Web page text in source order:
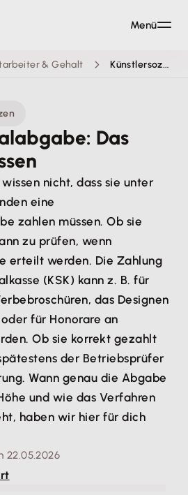
& Gehalt Künstlersozialabgabe: Das musst du wissen
Das
nicht, dass sie unter
eine
zahlen müssen. Ob sie
zu prüfen, wenn
erteilt werden. Die Zahlung
(KSK) kann z. B. für
das Designen
für Honorare an
Ob sie korrekt gezahlt
der Betriebsprüfer
Wann genau die Abgabe
und wie das Verfahren
haben wir hier für dich
22.05.2026
- stock.adobe.com
Menü